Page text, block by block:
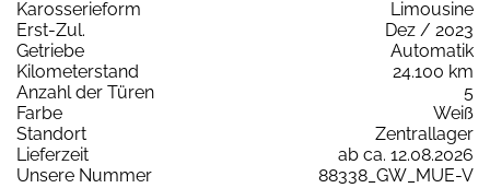
Karosserieform
Limousine
Erst-Zul.
Dez / 2023
Getriebe
Automatik
Kilometerstand
24.100 km
Anzahl der Türen
5
Farbe
Weiß
Standort
Zentrallager
Lieferzeit
ab ca. 12.08.2026
Unsere Nummer
88338_GW_MUE-V